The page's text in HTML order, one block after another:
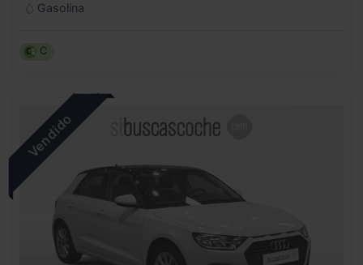
Gasolina
C